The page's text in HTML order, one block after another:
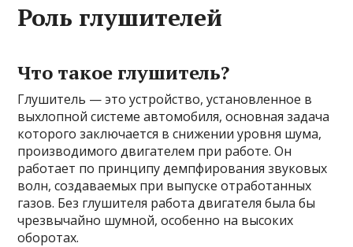
Роль глушителей
Что такое глушитель?
Глушитель — это устройство, установленное в
выхлопной системе автомобиля, основная задача
которого заключается в снижении уровня шума,
производимого двигателем при работе. Он
работает по принципу демпфирования звуковых
волн, создаваемых при выпуске отработанных
газов. Без глушителя работа двигателя была бы
чрезвычайно шумной, особенно на высоких
оборотах.